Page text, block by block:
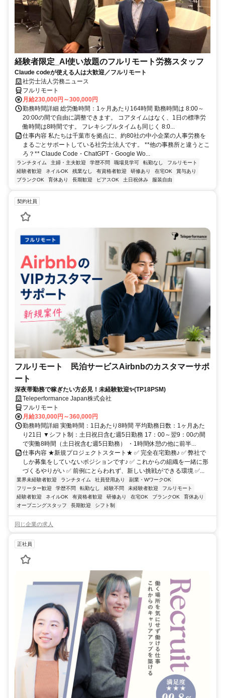
経験者限定_AI使い放題のフルリモート労務スタッフ
Claude codeが使える人は大歓迎／フルリモート
社労士法人労務ニュース
フルリモート
月給230,000円～300,000円
勤務時間詳細 総労働時間：1ヶ月あたり164時間 勤務時間は 8:00～
20:00の間で自由に調整できます。 コアタイムはなく、1日の標準労
働時間は8時間です。 フレキシブルタイムも同じく 8:0...
仕事内容 私たちは千葉市を拠点に、約80社の中小企業の人事労務を
まるごとサポートしている社労士法人です。 **他の事務所と違うとこ
ろ？** Claude Code・ChatGPT・Google Wo...
ランチタイム 主婦・主夫歓迎 学歴不問 職場見学可 転勤なし
フルリモート
経験者歓迎
ネイルOK 残業なし 有資格者歓迎 研修あり 在宅OK
賞与あり
ブランクOK
育休あり 長期歓迎 ピアスOK 土日祝休み 服装自由
契約社員
フルリモート 民泊サービスAirbnbのカスタマーサポ
ート
深夜帯勤務で稼ぎたい方必見！未経験歓迎✨(TP18PSM)
Teleperformance Japan株式会社
フルリモート
月給330,000円～360,000円
勤務時間詳細 実働時間：1日あたり8時間 平均勤務日数：1ヶ月あた
り21日 ▼シフト制：土日祝日含む週5日勤務 17：00～翌9：00の間
で実働8時間（土日祝含む週5日勤務） ・1時間休憩の他に前半...
仕事内容 ★新規プロジェクトスタート★ ✅ 完全在宅勤務♪ ✅ 弊社で
しか募集をしていないポジションです♪ ✅ これからの組織を一緒に形
づくるやりがい ✅ 前例にとらわれず、新しい挑戦ができる環境 ✅...
業界未経験者歓迎 ランチタイム 社員登用あり
副業・WワークOK
フリーター歓迎
学歴不問 転勤なし 経験不問 未経験者歓迎
フルリモート
経験者歓迎
ネイルOK 有資格者歓迎 研修あり 在宅OK ブランクOK
育休あり
オープニングスタッフ
長期歓迎 シフト制
同じ企業の求人
正社員